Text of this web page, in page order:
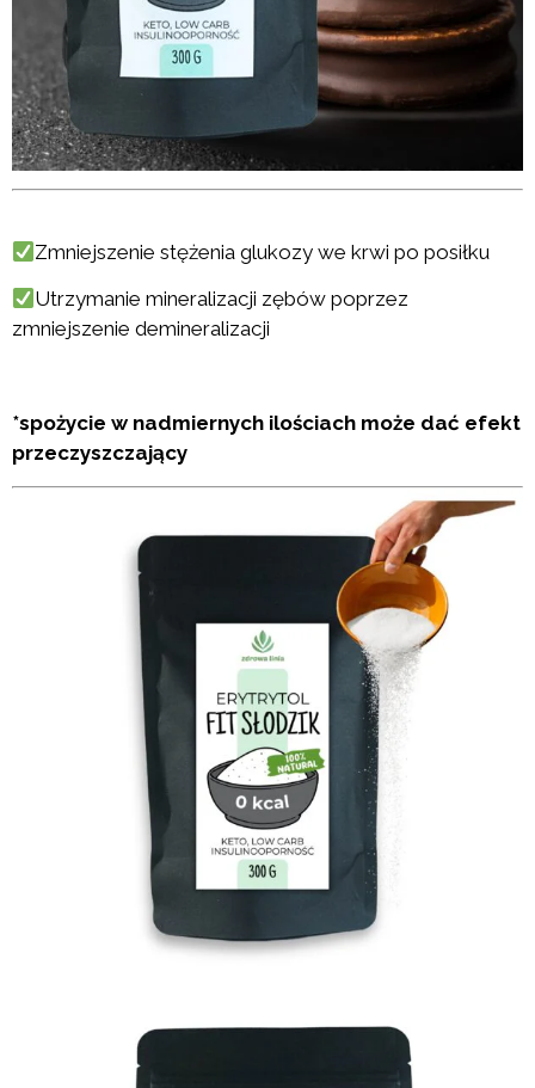
Zmniejszenie stężenia glukozy we krwi po posiłku
Utrzymanie mineralizacji zębów poprzez
zmniejszenie demineralizacji
*spożycie w nadmiernych ilościach może dać efekt
przeczyszczający